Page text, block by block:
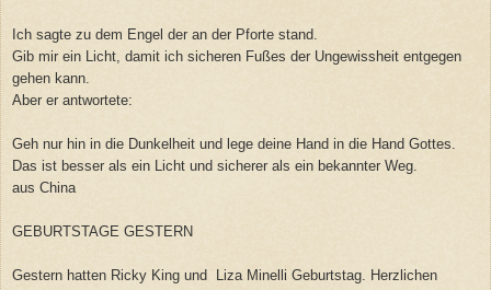
Ich sagte zu dem Engel der an der Pforte stand.
Gib mir ein Licht, damit ich sicheren Fußes der Ungewissheit entgegen
gehen kann.
Aber er antwortete:
Geh nur hin in die Dunkelheit und lege deine Hand in die Hand Gottes.
Das ist besser als ein Licht und sicherer als ein bekannter Weg.
aus China
GEBURTSTAGE GESTERN
Gestern hatten Ricky King und Liza Minelli Geburtstag. Herzlichen